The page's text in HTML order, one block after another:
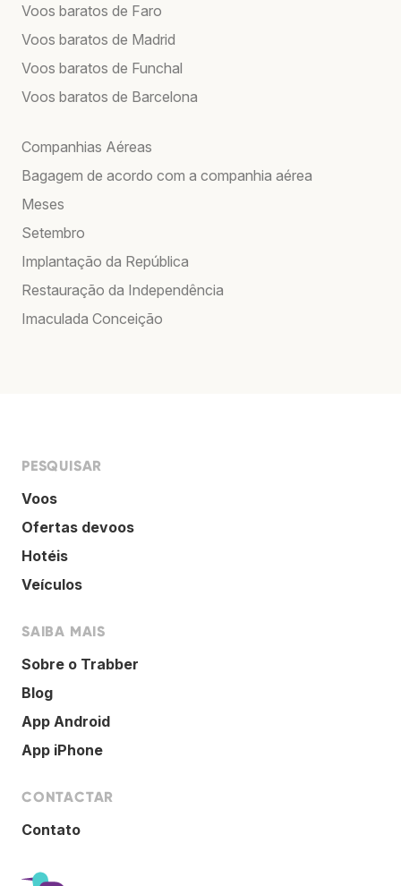
Voos baratos de Faro
Voos baratos de Madrid
Voos baratos de Funchal
Voos baratos de Barcelona
Companhias Aéreas
Bagagem de acordo com a companhia aérea
Meses
Setembro
Implantação da República
Restauração da Independência
Imaculada Conceição
PESQUISAR
Voos
Ofertas devoos
Hotéis
Veículos
SAIBA MAIS
Sobre o Trabber
Blog
App Android
App iPhone
CONTACTAR
Contato